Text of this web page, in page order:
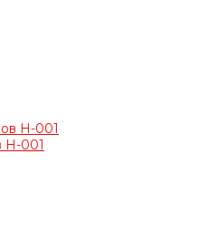
Н-001